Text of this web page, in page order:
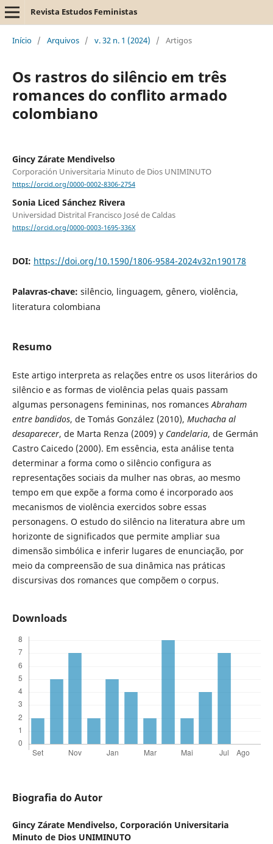
Revista Estudos Feministas
Início / Arquivos / v. 32 n. 1 (2024) / Artigos
Os rastros do silêncio em três
romances do conflito armado
colombiano
Gincy Zárate Mendivelso
Corporación Universitaria Minuto de Dios UNIMINUTO
https://orcid.org/0000-0002-8306-2754
Sonia Liced Sánchez Rivera
Universidad Distrital Francisco José de Caldas
https://orcid.org/0000-0003-1695-336X
DOI: https://doi.org/10.1590/1806-9584-2024v32n190178
Palavras-chave: silêncio, linguagem, gênero, violência,
literatura colombiana
Resumo
Este artigo interpreta as relações entre os usos literários do
silêncio e as formas de violência pelas quais passam
algumas personagens femininas, nos romancesAbraham
entre bandidos, de Tomás González (2010), Muchacha al
desaparecer, de Marta Renza (2009) y Candelaria, de Germán
Castro Caicedo (2000). Em essência, esta análise tenta
determinar a forma como o silêncio configura as
representações sociais da mulher nas obras, ao mesmo
tempo em que expõe a forma como é incorporado aos
mecanismos de violência exercidos sobre essas
personagens. O estudo do silêncio na literatura abre um
horizonte de significados que permite ampliar sua
dimensão simbólica e inferir lugares de enunciação, por
meio da compreensão de sua dinâmica nas práticas
discursivas dos romances que compõem o corpus.
Downloads
Biografia do Autor
Gincy Zárate Mendivelso, Corporación Universitaria
Minuto de Dios UNIMINUTO